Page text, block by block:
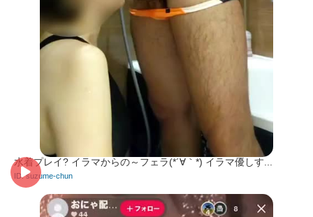
水着プレイ? イラマからの～フェラ(*´∀｀*) イラマ優しす...
ID: suzume-chun